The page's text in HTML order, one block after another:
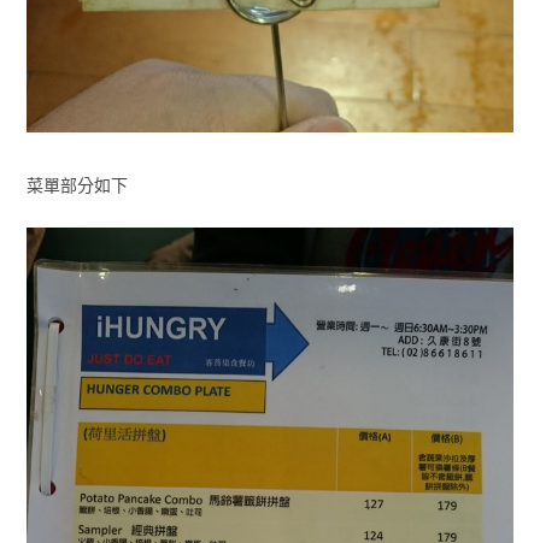
菜單部分如下